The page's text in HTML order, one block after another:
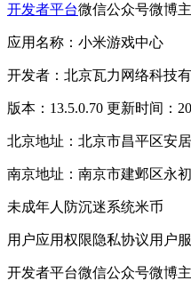
开发者平台微信公众号微博
应用名称：小米游戏中心
开发者：北京瓦力网络科技
版本：13.5.0.70 更新时间：
北京地址：北京市昌平区安
南京地址：南京市建邺区永
未成年人防沉迷系统米币
用户应用权限隐私协议用户
开发者平台微信公众号微博